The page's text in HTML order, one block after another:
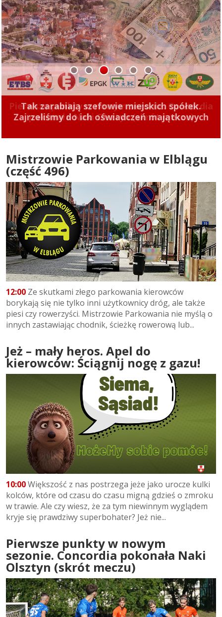
Tak zarabiają szefowie miejskich spółek.
Zajrzeliśmy do ich oświadczeń majątkowych
1 2 3 4 5 6
Mistrzowie Parkowania w Elblągu
(część 496)
12:00 Ze skutkami złego parkowania kierowców
borykają się nie tylko inni użytkownicy dróg, ale także
piesi czy rowerzyści. Mistrzowie Parkowania nie myślą o
innych zastawiając chodnik, ścieżkę rowerową lub...
Jeż – mały heros. Apel do
kierowców: Ściągnij nogę z gazu!
10:00Większość z nas postrzega jeże jako urocze kulki
kolców, które od czasu do czasu migną gdzieś o zmroku
w trawie. Ale czy wiesz, że za tym niewinnym wyglądem
kryje się prawdziwy superbohater? Jeż nie...
Pierwsze punkty w nowym
sezonie. Concordia pokonała Naki
Olsztyn (skrót meczu)